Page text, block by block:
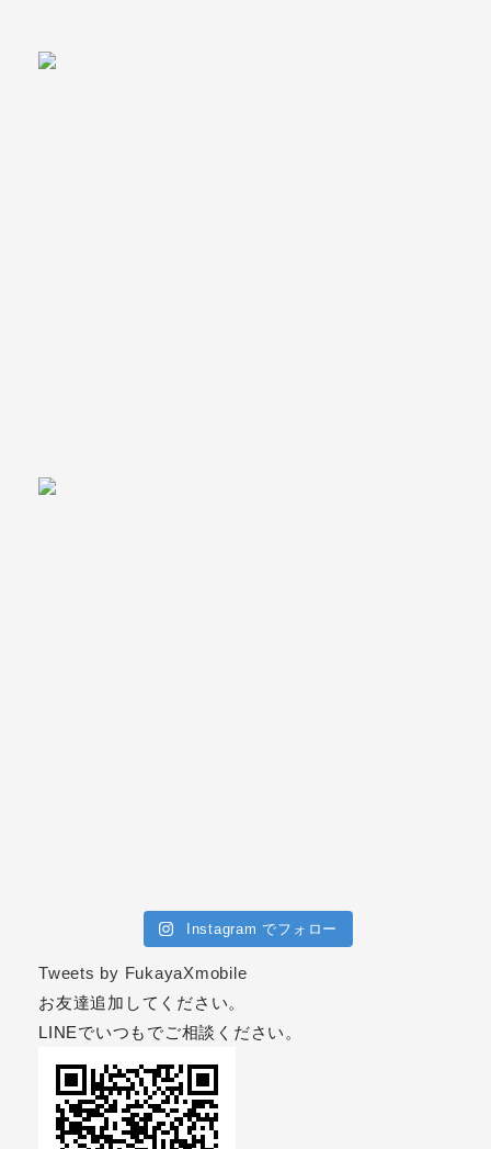
Instagram でフォロー
Tweets by FukayaXmobile
お友達追加してください。
LINEでいつもでご相談ください。